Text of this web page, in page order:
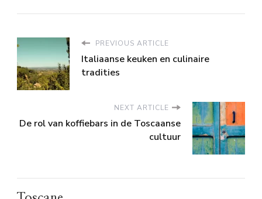
PREVIOUS ARTICLE
Italiaanse keuken en culinaire
tradities
NEXT ARTICLE
De rol van koffiebars in de Toscaanse
cultuur